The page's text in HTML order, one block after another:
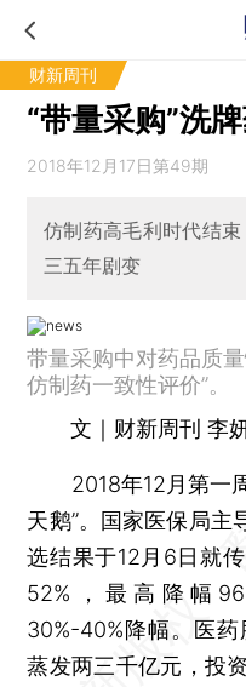
财新周刊
“带量采购”洗
2018年12月17日第49期
仿制药高毛利时代结
三五年剧变
带量采购中对药品质
仿制药一致性评价”。
文｜财新周刊 李
2018年12月第一
天鹅”。国家医保局主
选结果于12月6日就
52%，最高降幅
30%-40%降幅。医
蒸发两三千亿元，投